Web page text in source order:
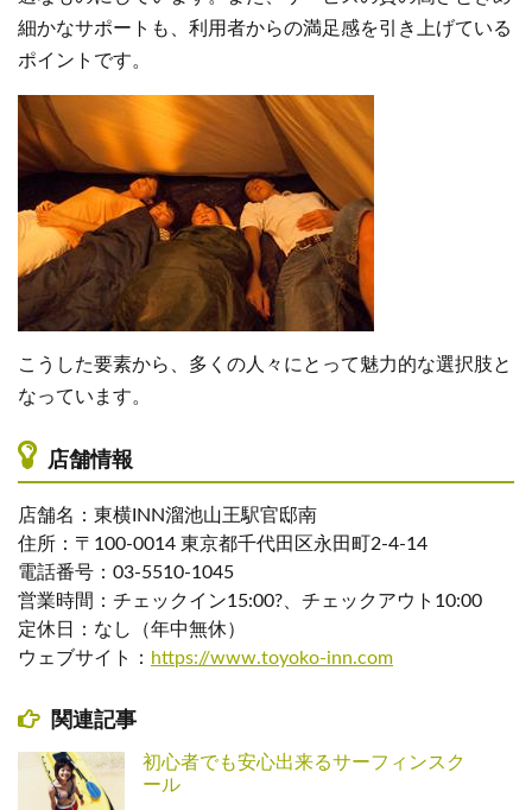
細かなサポートも、利用者からの満足感を引き上げている
ポイントです。
こうした要素から、多くの人々にとって魅力的な選択肢と
なっています。
店舗情報
店舗名：東横INN溜池山王駅官邸南
住所：〒100-0014 東京都千代田区永田町2-4-14
電話番号：03-5510-1045
営業時間：チェックイン15:00?、チェックアウト10:00
定休日：なし（年中無休）
ウェブサイト： https://www.toyoko-inn.com
関連記事
初心者でも安心出来るサーフィンスク
ール